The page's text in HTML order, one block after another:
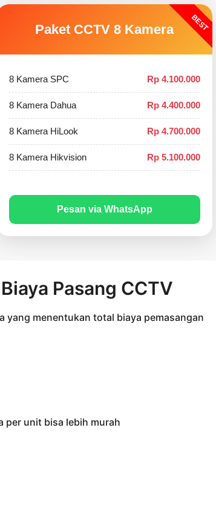
BEST
Paket CCTV 8 Kamera
8 Kamera SPC Rp 4.100.000
8 Kamera Dahua Rp 4.400.000
8 Kamera HiLook Rp 4.700.000
8 Kamera Hikvision Rp 5.100.000
Pesan via WhatsApp
Pasang CCTV
menentukan total biaya pemasangan
per unit bisa lebih murah